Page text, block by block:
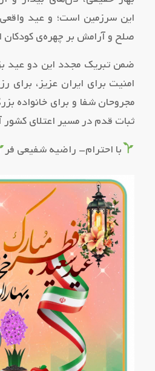
این سرزمین است؛ و عید
صلح و آرامش بر چهره‌ی کودکان
ضمن تبریک مجدد این دو عید
امنیت برای ایران عزیز، برای
مجروحان شفا و برای خانواده
ثبات قدم در مسیر اعتلای کشور
با احترام- راضیه شفیعی فر